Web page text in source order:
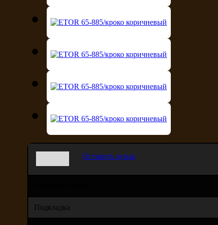
Оставить отзыв
Подкладка